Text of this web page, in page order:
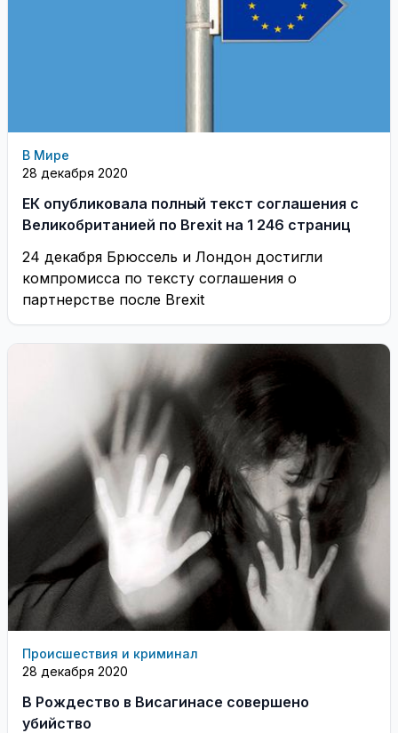
В Мире
28 декабря 2020
ЕК опубликовала полный текст соглашения с
Великобританией по Brexit на 1 246 страниц
24 декабря Брюссель и Лондон достигли
компромисса по тексту соглашения о
партнерстве после Brexit
Происшествия и криминал
28 декабря 2020
В Рождество в Висагинасе совершено
убийство